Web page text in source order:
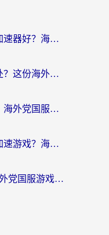
在欧洲打第五人格用什么加速器好？海外党亲测有效的国服游戏加速方案
国外玩无畏契约有什么好处？这份海外国服游戏加速指南帮你解决90%的卡顿问题
在外国可以打少女前线吗？海外党国服游戏畅玩终极指南（附避坑技巧）
超越时空的猫在国外怎么加速游戏？海外玩家国服畅玩终极指南
去国外能打QQ炫舞吗？海外党国服游戏不卡顿的终极指南